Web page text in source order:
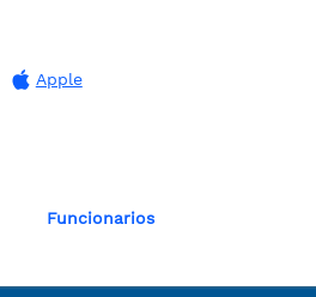
Apple
Funcionarios